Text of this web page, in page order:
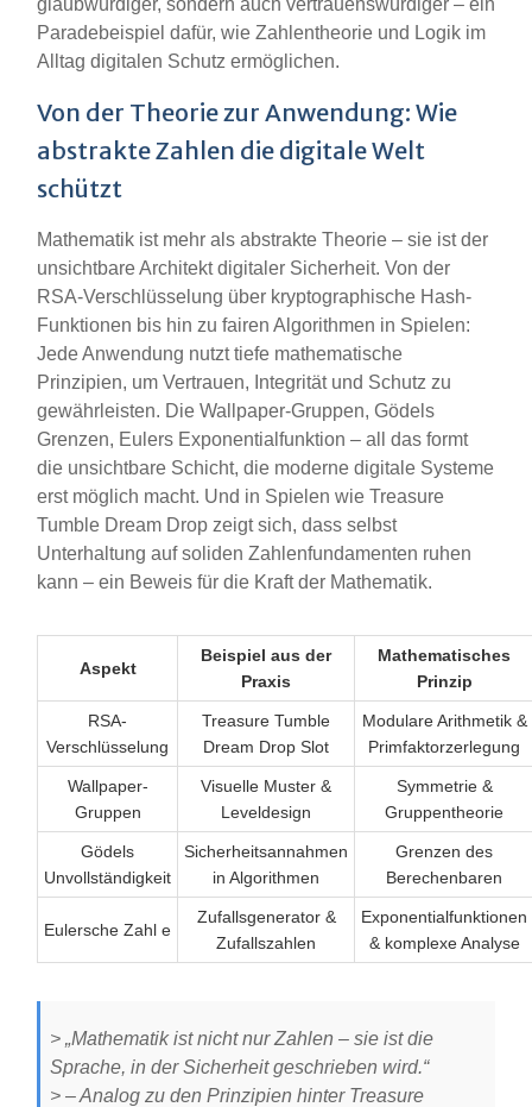
glaubwürdiger, sondern auch vertrauenswürdiger – ein
Paradebeispiel dafür, wie Zahlentheorie und Logik im
Alltag digitalen Schutz ermöglichen.
Von der Theorie zur Anwendung: Wie
abstrakte Zahlen die digitale Welt
schützt
Mathematik ist mehr als abstrakte Theorie – sie ist der
unsichtbare Architekt digitaler Sicherheit. Von der
RSA-Verschlüsselung über kryptographische Hash-
Funktionen bis hin zu fairen Algorithmen in Spielen:
Jede Anwendung nutzt tiefe mathematische
Prinzipien, um Vertrauen, Integrität und Schutz zu
gewährleisten. Die Wallpaper-Gruppen, Gödels
Grenzen, Eulers Exponentialfunktion – all das formt
die unsichtbare Schicht, die moderne digitale Systeme
erst möglich macht. Und in Spielen wie Treasure
Tumble Dream Drop zeigt sich, dass selbst
Unterhaltung auf soliden Zahlenfundamenten ruhen
kann – ein Beweis für die Kraft der Mathematik.
Aspekt
Beispiel aus der
Praxis
Mathematisches
Prinzip
RSA-
Verschlüsselung
Treasure Tumble
Dream Drop Slot
Modulare Arithmetik &
Primfaktorzerlegung
Wallpaper-
Gruppen
Visuelle Muster &
Leveldesign
Symmetrie &
Gruppentheorie
Gödels
Unvollständigkeit
Sicherheitsannahmen
in Algorithmen
Grenzen des
Berechenbaren
Eulersche Zahl e
Zufallsgenerator &
Zufallszahlen
Exponentialfunktionen
& komplexe Analyse
> „Mathematik ist nicht nur Zahlen – sie ist die
Sprache, in der Sicherheit geschrieben wird.“
> – Analog zu den Prinzipien hinter Treasure